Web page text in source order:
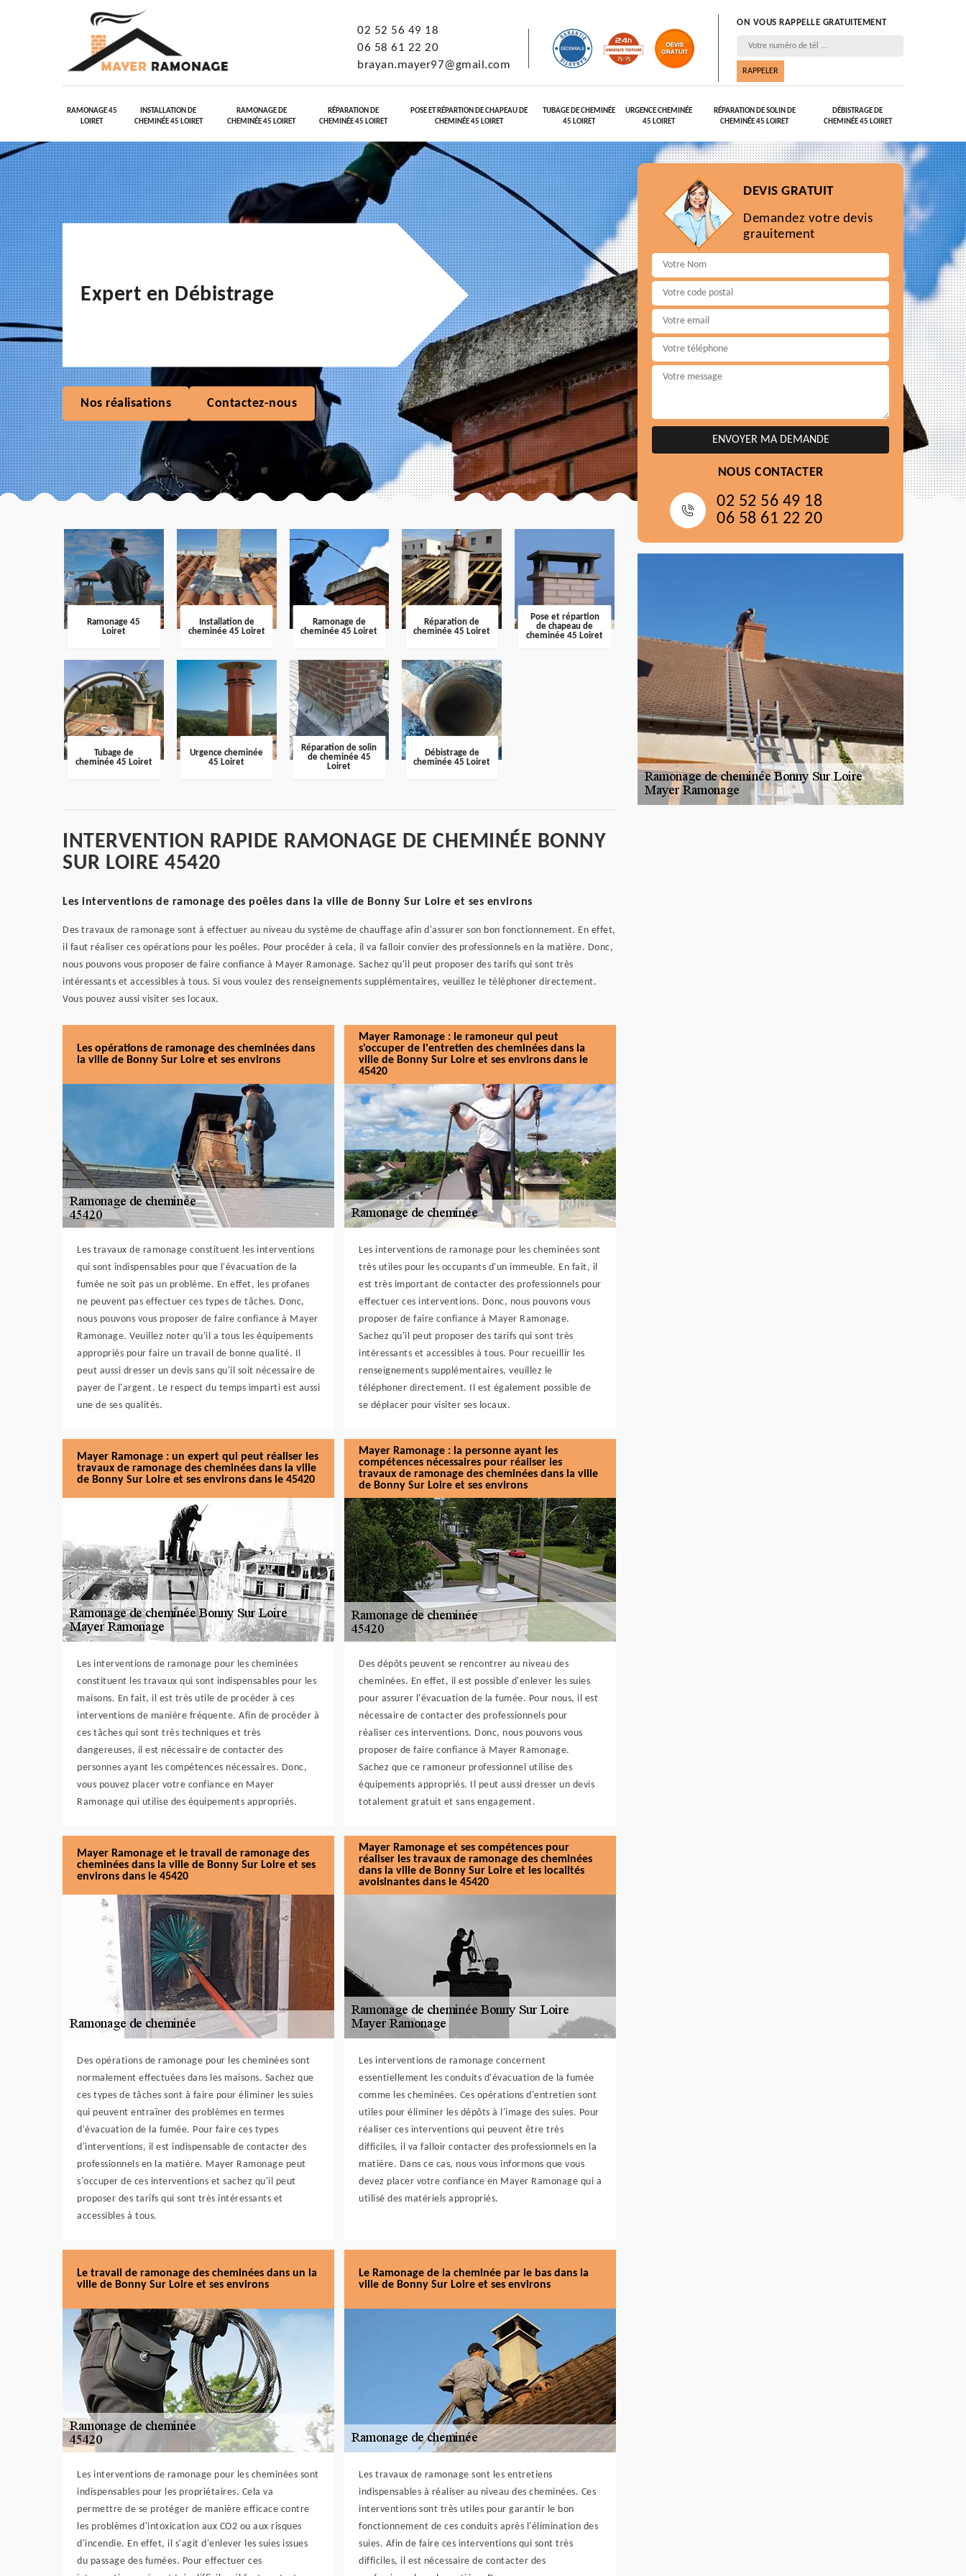
02 52 56 49 18
06 58 61 22 20
brayan.mayer97@gmail.com
ON VOUS RAPPELLE GRATUITEMENT
RAMONAGE 45
LOIRET
INSTALLATION DE
CHEMINÉE 45 LOIRET
RAMONAGE DE
CHEMINÉE 45 LOIRET
RÉPARATION DE
CHEMINÉE 45 LOIRET
POSE ET RÉPARTION DE CHAPEAU DE
CHEMINÉE 45 LOIRET
TUBAGE DE CHEMINÉE
45 LOIRET
URGENCE CHEMINÉE
45 LOIRET
RÉPARATION DE SOLIN DE
CHEMINÉE 45 LOIRET
DÉBISTRAGE DE
CHEMINÉE 45 LOIRET
Expert en Débistrage
Nos réalisations Contactez-nous
Ramonage 45
Loiret
Installation de
cheminée 45 Loiret
Ramonage de
cheminée 45 Loiret
Réparation de
cheminée 45 Loiret
Pose et répartion
de chapeau de
cheminée 45 Loiret
Tubage de
cheminée 45 Loiret
Urgence cheminée
45 Loiret
Réparation de solin
de cheminée 45
Loiret
Débistrage de
cheminée 45 Loiret
INTERVENTION RAPIDE RAMONAGE DE CHEMINÉE BONNY
SUR LOIRE 45420
Les interventions de ramonage des poêles dans la ville de Bonny Sur Loire et ses environs
Des travaux de ramonage sont à effectuer au niveau du système de chauffage afin d'assurer son bon fonctionnement. En effet,
il faut réaliser ces opérations pour les poêles. Pour procéder à cela, il va falloir convier des professionnels en la matière. Donc,
nous pouvons vous proposer de faire confiance à Mayer Ramonage. Sachez qu'il peut proposer des tarifs qui sont très
intéressants et accessibles à tous. Si vous voulez des renseignements supplémentaires, veuillez le téléphoner directement.
Vous pouvez aussi visiter ses locaux.
Les opérations de ramonage des cheminées dans
la ville de Bonny Sur Loire et ses environs
Les travaux de ramonage constituent les interventions
qui sont indispensables pour que l'évacuation de la
fumée ne soit pas un problème. En effet, les profanes
ne peuvent pas effectuer ces types de tâches. Donc,
nous pouvons vous proposer de faire confiance à Mayer
Ramonage. Veuillez noter qu'il a tous les équipements
appropriés pour faire un travail de bonne qualité. Il
peut aussi dresser un devis sans qu'il soit nécessaire de
payer de l'argent. Le respect du temps imparti est aussi
une de ses qualités.
Mayer Ramonage : le ramoneur qui peut
s'occuper de l'entretien des cheminées dans la
ville de Bonny Sur Loire et ses environs dans le
45420
Les interventions de ramonage pour les cheminées sont
très utiles pour les occupants d'un immeuble. En fait, il
est très important de contacter des professionnels pour
effectuer ces interventions. Donc, nous pouvons vous
proposer de faire confiance à Mayer Ramonage.
Sachez qu'il peut proposer des tarifs qui sont très
intéressants et accessibles à tous. Pour recueillir les
renseignements supplémentaires, veuillez le
téléphoner directement. Il est également possible de
se déplacer pour visiter ses locaux.
Mayer Ramonage : un expert qui peut réaliser les
travaux de ramonage des cheminées dans la ville
de Bonny Sur Loire et ses environs dans le 45420
Les interventions de ramonage pour les cheminées
constituent les travaux qui sont indispensables pour les
maisons. En fait, il est très utile de procéder à ces
interventions de manière fréquente. Afin de procéder à
ces tâches qui sont très techniques et très
dangereuses, il est nécessaire de contacter des
personnes ayant les compétences nécessaires. Donc,
vous pouvez placer votre confiance en Mayer
Ramonage qui utilise des équipements appropriés.
Mayer Ramonage : la personne ayant les
compétences nécessaires pour réaliser les
travaux de ramonage des cheminées dans la ville
de Bonny Sur Loire et ses environs
Des dépôts peuvent se rencontrer au niveau des
cheminées. En effet, il est possible d'enlever les suies
pour assurer l'évacuation de la fumée. Pour nous, il est
nécessaire de contacter des professionnels pour
réaliser ces interventions. Donc, nous pouvons vous
proposer de faire confiance à Mayer Ramonage.
Sachez que ce ramoneur professionnel utilise des
équipements appropriés. Il peut aussi dresser un devis
totalement gratuit et sans engagement.
Mayer Ramonage et le travail de ramonage des
cheminées dans la ville de Bonny Sur Loire et ses
environs dans le 45420
Des opérations de ramonage pour les cheminées sont
normalement effectuées dans les maisons. Sachez que
ces types de tâches sont à faire pour éliminer les suies
qui peuvent entraîner des problèmes en termes
d'évacuation de la fumée. Pour faire ces types
d'interventions, il est indispensable de contacter des
professionnels en la matière. Mayer Ramonage peut
s'occuper de ces interventions et sachez qu'il peut
proposer des tarifs qui sont très intéressants et
accessibles à tous.
Mayer Ramonage et ses compétences pour
réaliser les travaux de ramonage des cheminées
dans la ville de Bonny Sur Loire et les localités
avoisinantes dans le 45420
Les interventions de ramonage concernent
essentiellement les conduits d'évacuation de la fumée
comme les cheminées. Ces opérations d'entretien sont
utiles pour éliminer les dépôts à l'image des suies. Pour
réaliser ces interventions qui peuvent être très
difficiles, il va falloir contacter des professionnels en la
matière. Dans ce cas, nous vous informons que vous
devez placer votre confiance en Mayer Ramonage qui a
utilisé des matériels appropriés.
Le travail de ramonage des cheminées dans un la
ville de Bonny Sur Loire et ses environs
Les interventions de ramonage pour les cheminées sont
indispensables pour les propriétaires. Cela va
permettre de se protéger de manière efficace contre
les problèmes d'intoxication aux CO2 ou aux risques
d'incendie. En effet, il s'agit d'enlever les suies issues
du passage des fumées. Pour effectuer ces
Le Ramonage de la cheminée par le bas dans la
ville de Bonny Sur Loire et ses environs
Les travaux de ramonage sont les entretiens
indispensables à réaliser au niveau des cheminées. Ces
interventions sont très utiles pour garantir le bon
fonctionnement de ces conduits après l'élimination des
suies. Afin de faire ces interventions qui sont très
difficiles, il est nécessaire de contacter des
DEVIS GRATUIT
Demandez votre devis
grauitement
NOUS CONTACTER
02 52 56 49 18
06 58 61 22 20